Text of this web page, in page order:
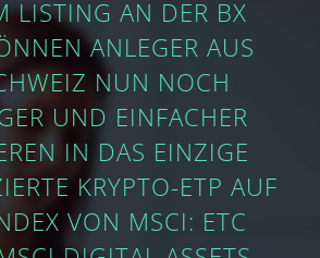
LISTING AN DER BX
ANLEGER AUS
NUN NOCH
UND EINFACHER
IN DAS EINZIGE
KRYPTO-ETP AUF
VON MSCI: ETC